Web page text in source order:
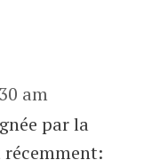
am
par la